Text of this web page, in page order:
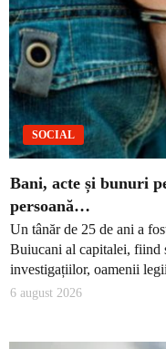
SOCIAL
Bani, acte și bunuri
persoană…
Un tânăr de 25 de ani a
Buiucani al capitalei, fiind
investigațiilor, oamenii
6 august 2026